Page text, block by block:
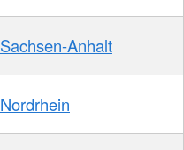
Sachsen-Anhalt
Nordrhein